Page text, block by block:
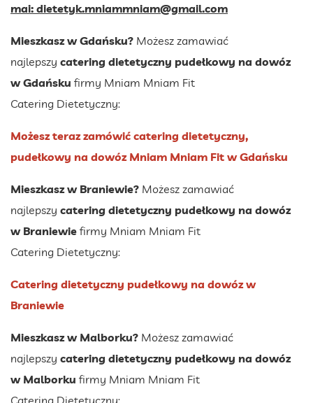
mai: dietetyk.mniammniam@gmail.com
Mieszkasz w Gdańsku? Możesz zamawiać
najlepszy catering dietetyczny pudełkowy na dowóz
w Gdańsku firmy Mniam Mniam Fit
Catering Dietetyczny:
Możesz teraz zamówić catering dietetyczny,
pudełkowy na dowóz Mniam Mniam Fit w Gdańsku
Mieszkasz w Braniewie? Możesz zamawiać
najlepszy catering dietetyczny pudełkowy na dowóz
w Braniewie firmy Mniam Mniam Fit
Catering Dietetyczny:
Catering dietetyczny pudełkowy na dowóz w
Braniewie
Mieszkasz w Malborku? Możesz zamawiać
najlepszy catering dietetyczny pudełkowy na dowóz
w Malborku firmy Mniam Mniam Fit
Catering Dietetyczny: